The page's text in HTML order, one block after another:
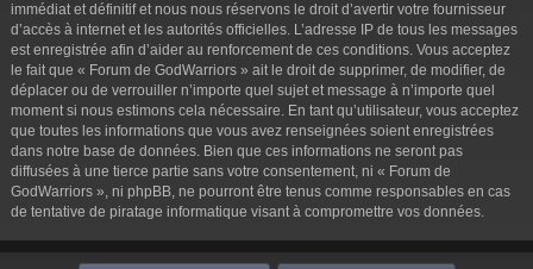
immédiat et définitif et nous nous réservons le droit d’avertir votre fournisseur
d’accès à internet et les autorités officielles. L’adresse IP de tous les messages
est enregistrée afin d’aider au renforcement de ces conditions. Vous acceptez
le fait que « Forum de GodWarriors » ait le droit de supprimer, de modifier, de
déplacer ou de verrouiller n’importe quel sujet et message à n’importe quel
moment si nous estimons cela nécessaire. En tant qu’utilisateur, vous acceptez
que toutes les informations que vous avez renseignées soient enregistrées
dans notre base de données. Bien que ces informations ne seront pas
diffusées à une tierce partie sans votre consentement, ni « Forum de
GodWarriors », ni phpBB, ne pourront être tenus comme responsables en cas
de tentative de piratage informatique visant à compromettre vos données.